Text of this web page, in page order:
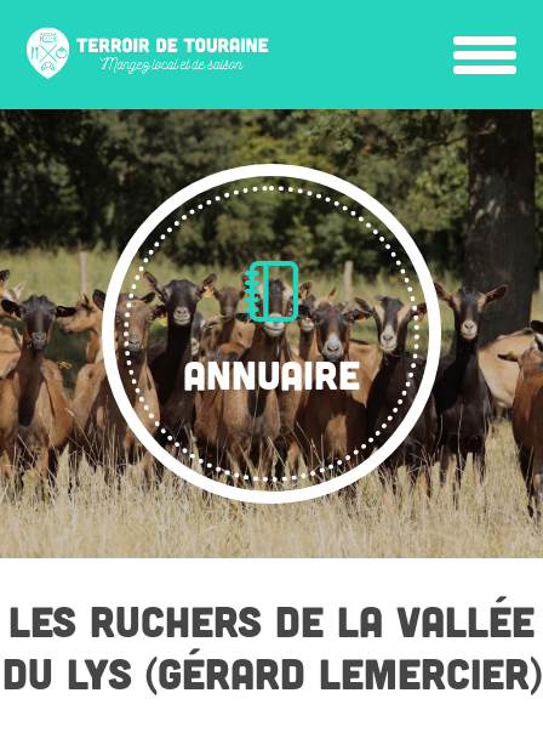
ANNUAIRE
LES RUCHERS DE LA VALLÉE
DU LYS (GÉRARD LEMERCIER)